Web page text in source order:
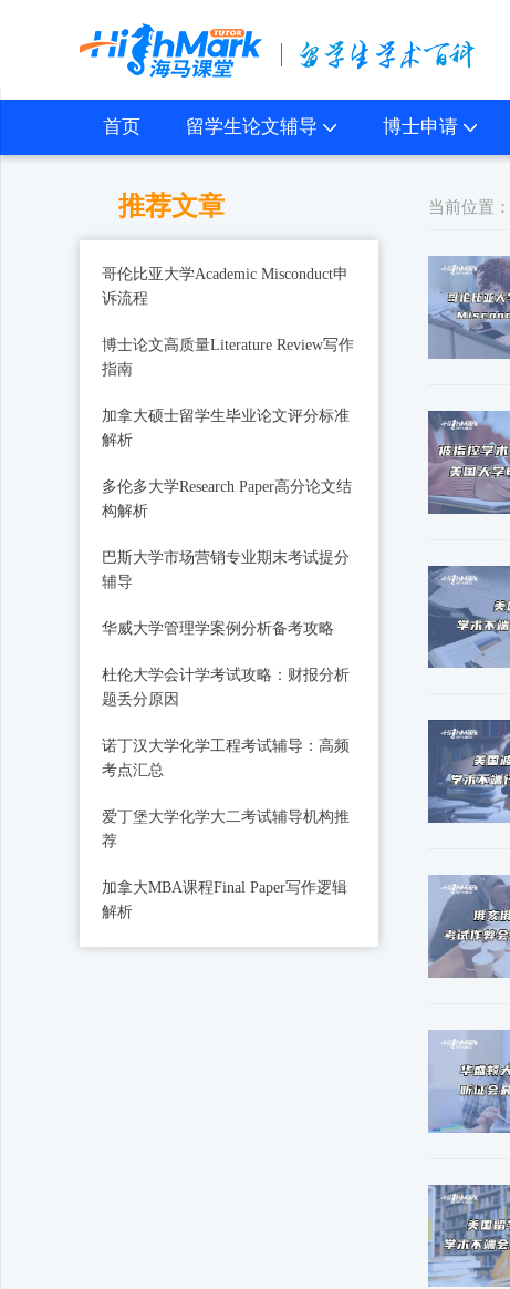
首页 留学生论文辅导 博士申请
推荐文章
哥伦比亚大学Academic Misconduct申
诉流程
博士论文高质量Literature Review写作
指南
加拿大硕士留学生毕业论文评分标准
解析
多伦多大学Research Paper高分论文结
构解析
巴斯大学市场营销专业期末考试提分
辅导
华威大学管理学案例分析备考攻略
杜伦大学会计学考试攻略：财报分析
题丢分原因
诺丁汉大学化学工程考试辅导：高频
考点汇总
爱丁堡大学化学大二考试辅导机构推
荐
加拿大MBA课程Final Paper写作逻辑
解析
当前位置：